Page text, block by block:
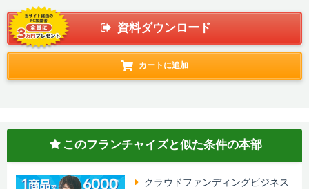
資料ダウンロード
カートに追加
このフランチャイズと似た条件の本部
クラウドファンディングビジネス